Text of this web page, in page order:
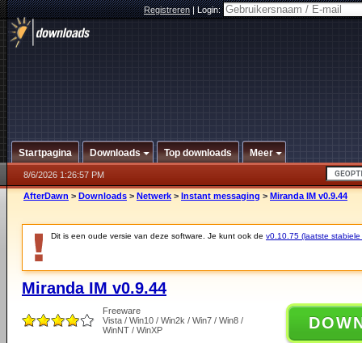
Registreren|Login:
Startpagina Downloads Top downloads Meer
8/6/2026 1:26:57 PM
AfterDawn > Downloads > Netwerk > Instant messaging > Miranda IM v0.9.44
Dit is een oude versie van deze software. Je kunt ook de v0.10.75 (laatste stabiele
Miranda IM v0.9.44
Freeware
Vista / Win10 / Win2k / Win7 / Win8 /
WinNT / WinXP